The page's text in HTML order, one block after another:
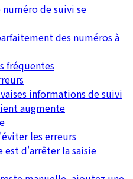
de suivi se
des numéros à
fréquentes
informations de suivi
augmente
les erreurs
est d'arrêter la saisie